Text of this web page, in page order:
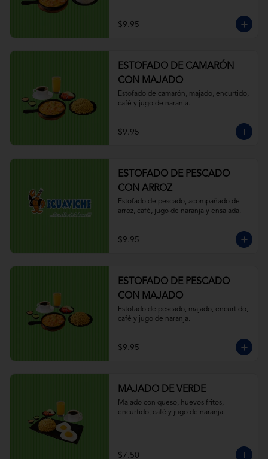
$9.95
ESTOFADO DE CAMARÓN
CON MAJADO
Estofado de camarón, majado, encurtido,
café y jugo de naranja.
$9.95
ESTOFADO DE PESCADO
CON ARROZ
Estofado de pescado, acompañado de
arroz, café, jugo de naranja y ensalada.
$9.95
ESTOFADO DE PESCADO
CON MAJADO
Estofado de pescado, majado, encurtido,
café y jugo de naranja.
$9.95
MAJADO DE VERDE
Majado con queso, huevos fritos,
encurtido, café y jugo de naranja.
$7.50